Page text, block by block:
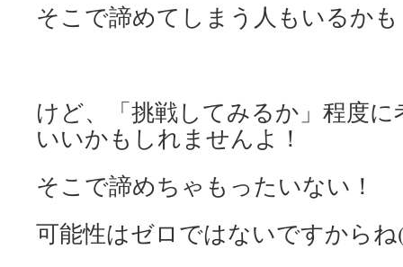
そこで諦めてしまう人もいるか
けど、「挑戦してみるか」程度
いいかもしれませんよ！
そこで諦めちゃもったいない！
可能性はゼロではないですから